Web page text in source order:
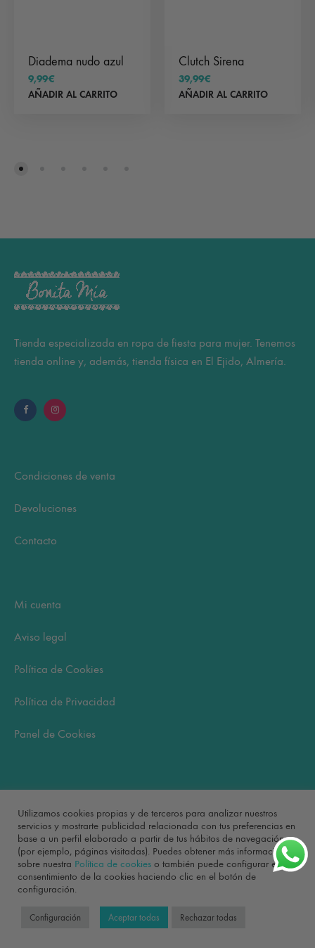
Diadema nudo azul
9,99€
AÑADIR AL CARRITO
Clutch Sirena
39,99€
AÑADIR AL CARRITO
Tienda especializada en ropa de fiesta para mujer. Tenemos
tienda online y, además, tienda física en El Ejido, Almería.
Condiciones de venta
Devoluciones
Contacto
Mi cuenta
Aviso legal
Política de Cookies
Política de Privacidad
Panel de Cookies
No hay productos en el carrito.
©2022 Bonita Mía
Utilizamos cookies propias y de terceros para analizar nuestros
servicios y mostrarte publicidad relacionada con tus preferencias en
base a un perfil elaborado a partir de tus hábitos de navegación
(por ejemplo, páginas visitadas). Puedes obtener más información
sobre nuestra Política de cookies o también puede configurar el
consentimiento de la cookies haciendo clic en el botón de
configuración.
Configuración Aceptar todas Rechazar todas